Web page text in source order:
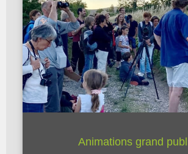
Animations grand